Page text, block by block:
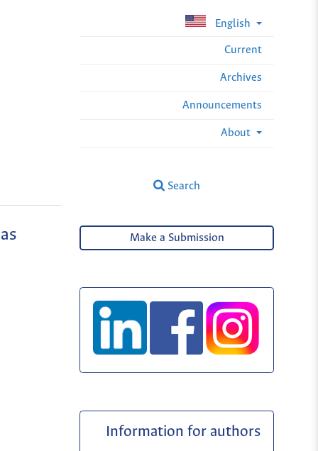
English
Current
Archives
Announcements
About
Search
Make a Submission
Information for authors